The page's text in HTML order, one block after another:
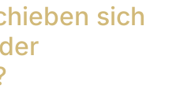
sich